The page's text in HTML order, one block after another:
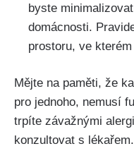
byste
domácnosti.​
prostoru, ​ve
Mějte na paměti, že
pro jednoho, ​nemusí
trpíte závažnými
konzultovat s